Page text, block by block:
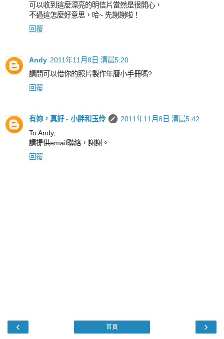
可以收到這麼漂亮的明信片當然是很開心，
不過這怎麼好意思，哈~ 先謝謝啦！
回覆
Andy 2011年11月8日 清晨5:20
請問可以借你的照片製作年曆小手冊嗎?
回覆
有妳，真好 - 小胖和玉伶
2011年11月8日 清晨5:42
To Andy,
請提供email聯絡，謝謝。
回覆
‹ ›
首頁